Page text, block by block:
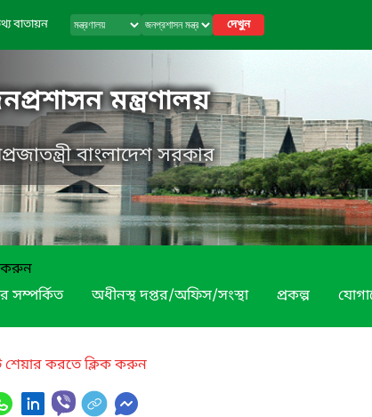
বাতায়ন দেখুন
মন্ত্রণালয়
বাংলাদেশ সরকার
করুন
সম্পর্কিত
অধীনস্থ দপ্তর/অফিস/সংস্থা প্রকল্প
শেয়ার করতে ক্লিক করুন